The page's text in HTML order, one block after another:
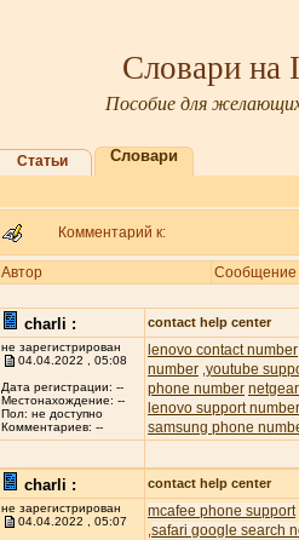
Словари на
Пособие для
Статьи Словари
Комментарий к:
Автор Сообщение
charli :
contact help center
не зарегистрирован
04.04.2022 , 05:08
Дата регистрации: --
Местонахождение: --
Пол: не доступно
Комментариев: --
lenovo contact number
number youtube
phone number
lenovo support number
samsung phone
charli : contact help center
не зарегистрирован
04.04.2022 , 05:07
mcafee phone support
safari google search